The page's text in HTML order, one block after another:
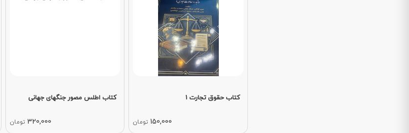
کتاب حقوق تجارت 1
150,000 تومان
کتاب اطلس مصور جنگهای جهانی
320,000 تومان